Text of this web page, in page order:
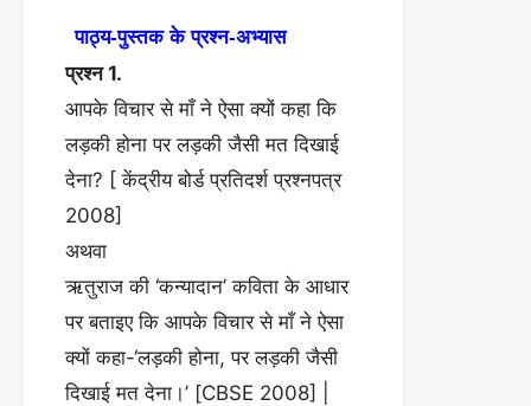
पाठ्य-पुस्तक के प्रश्न-अभ्यास
प्रश्न 1.
आपके विचार से माँ ने ऐसा क्यों कहा कि
लड़की होना पर लड़की जैसी मत दिखाई
देना? [ केंद्रीय बोर्ड प्रतिदर्श प्रश्नपत्र
2008]
अथवा
ऋतुराज की ‘कन्यादान’ कविता के आधार
पर बताइए कि आपके विचार से माँ ने ऐसा
क्यों कहा-‘लड़की होना, पर लड़की जैसी
दिखाई मत देना।’ [CBSE 2008] |